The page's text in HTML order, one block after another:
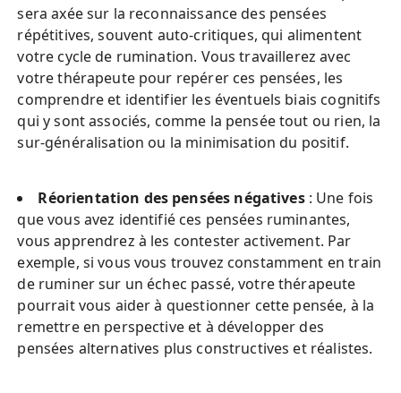
sera axée sur la reconnaissance des pensées
répétitives, souvent auto-critiques, qui alimentent
votre cycle de rumination. Vous travaillerez avec
votre thérapeute pour repérer ces pensées, les
comprendre et identifier les éventuels biais cognitifs
qui y sont associés, comme la pensée tout ou rien, la
sur-généralisation ou la minimisation du positif.
Réorientation des pensées négatives : Une fois
que vous avez identifié ces pensées ruminantes,
vous apprendrez à les contester activement. Par
exemple, si vous vous trouvez constamment en train
de ruminer sur un échec passé, votre thérapeute
pourrait vous aider à questionner cette pensée, à la
remettre en perspective et à développer des
pensées alternatives plus constructives et réalistes.